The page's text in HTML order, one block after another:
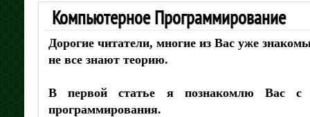
Компьютерное Программирование
Дорогие читатели, многие из Вас уже
не все знают теорию.
В первой статье я познакомлю Вас с
программирования.